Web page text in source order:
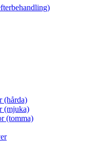
(hårda)
(mjuka)
(tomma)